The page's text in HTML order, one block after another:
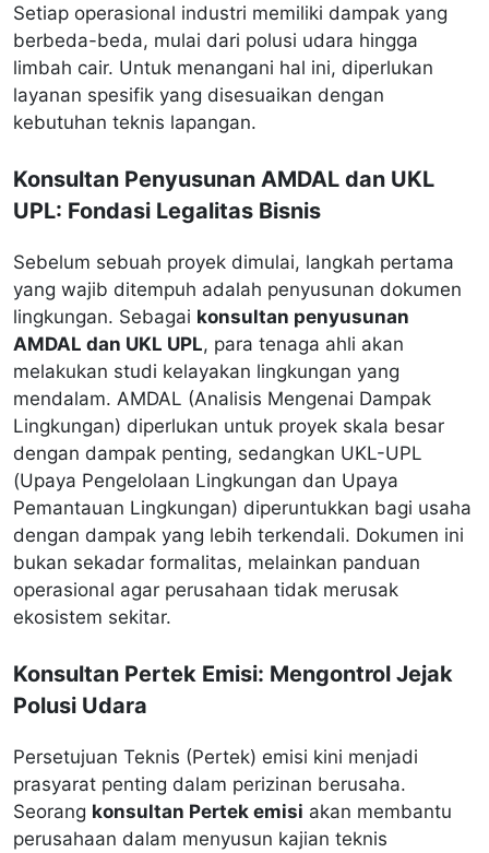
Setiap operasional industri memiliki dampak yang
berbeda-beda, mulai dari polusi udara hingga
limbah cair. Untuk menangani hal ini, diperlukan
layanan spesifik yang disesuaikan dengan
kebutuhan teknis lapangan.
Konsultan Penyusunan AMDAL dan UKL
UPL: Fondasi Legalitas Bisnis
Sebelum sebuah proyek dimulai, langkah pertama
yang wajib ditempuh adalah penyusunan dokumen
lingkungan. Sebagai konsultan penyusunan
AMDAL dan UKL UPL, para tenaga ahli akan
melakukan studi kelayakan lingkungan yang
mendalam. AMDAL (Analisis Mengenai Dampak
Lingkungan) diperlukan untuk proyek skala besar
dengan dampak penting, sedangkan UKL-UPL
(Upaya Pengelolaan Lingkungan dan Upaya
Pemantauan Lingkungan) diperuntukkan bagi usaha
dengan dampak yang lebih terkendali. Dokumen ini
bukan sekadar formalitas, melainkan panduan
operasional agar perusahaan tidak merusak
ekosistem sekitar.
Konsultan Pertek Emisi: Mengontrol Jejak
Polusi Udara
Persetujuan Teknis (Pertek) emisi kini menjadi
prasyarat penting dalam perizinan berusaha.
Seorang konsultan Pertek emisi akan membantu
perusahaan dalam menyusun kajian teknis